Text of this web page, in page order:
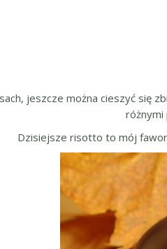
jeszcze można cieszyć się
różnymi
Dzisiejsze risotto to mój